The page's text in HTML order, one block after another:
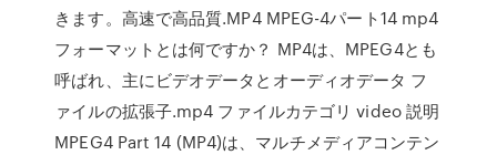
きます。高速で高品質.MP4 MPEG-4パート14 mp4
フォーマットとは何ですか？ MP4は、MPEG4とも
呼ばれ、主にビデオデータとオーディオデータ フ
ァイルの拡張子.mp4 ファイルカテゴリ video 説明
MPEG4 Part 14 (MP4)は、マルチメディアコンテン